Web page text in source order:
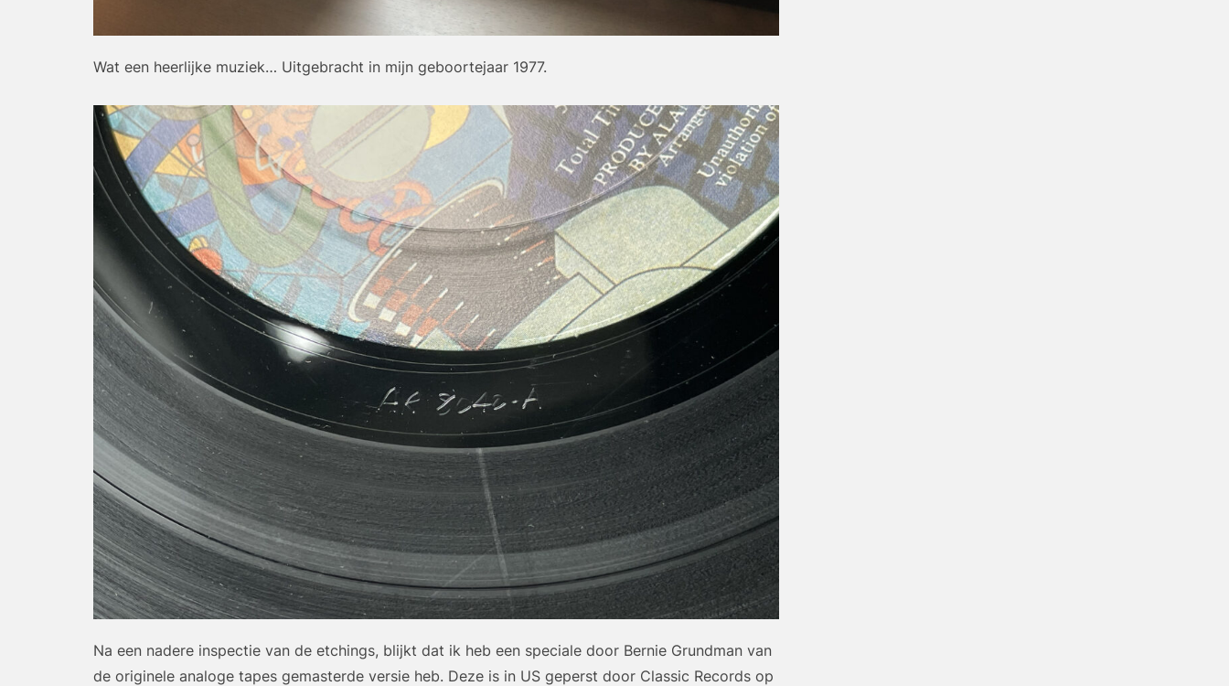
Wat een heerlijke muziek… Uitgebracht in mijn geboortejaar 1977.
Na een nadere inspectie van de etchings, blijkt dat ik heb een speciale door Bernie Grundman van
de originele analoge tapes gemasterde versie heb. Deze is in US geperst door Classic Records op